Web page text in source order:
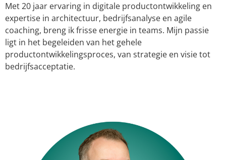
Met 20 jaar ervaring in digitale productontwikkeling en
expertise in architectuur, bedrijfsanalyse en agile
coaching, breng ik frisse energie in teams. Mijn passie
ligt in het begeleiden van het gehele
productontwikkelingsproces, van strategie en visie tot
bedrijfsacceptatie.